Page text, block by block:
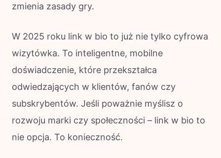
zmienia zasady gry.
W 2025 roku link w bio to już nie tylko cyfrowa
wizytówka. To inteligentne, mobilne
doświadczenie, które przekształca
odwiedzających w klientów, fanów czy
subskrybentów. Jeśli poważnie myślisz o
rozwoju marki czy społeczności – link w bio to
nie opcja. To konieczność.